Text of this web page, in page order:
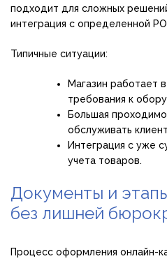
подходит для сложных
интеграция с определенной
Типичные ситуации:
Магазин работает
требования к
Большая
обслуживать
Интеграция с уже
учета товаров.
Документы и
без лишней
Процесс оформления онлайн-